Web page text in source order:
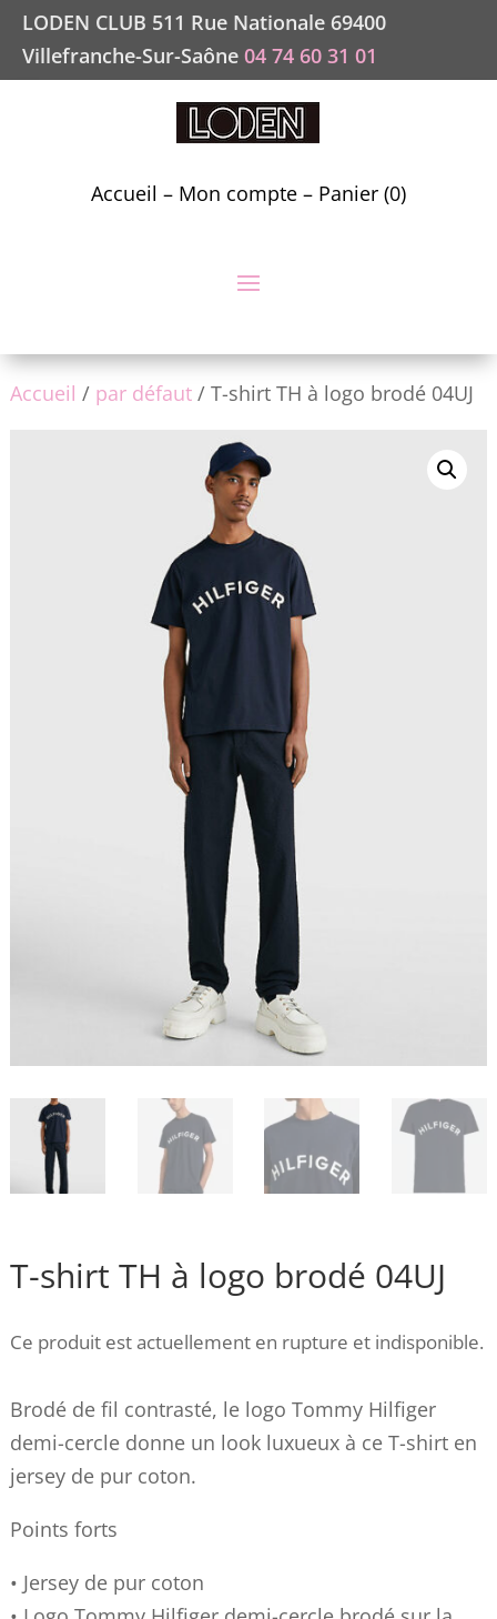
LODEN CLUB 511 Rue Nationale 69400
Villefranche-Sur-Saône 04 74 60 31 01
Accueil – Mon compte– Panier (0)
Accueil / par défaut/ T-shirt TH à logo brodé 04UJ
T-shirt TH à logo brodé 04UJ
Ce produit est actuellement en rupture et indisponible.
Brodé de fil contrasté, le logo Tommy Hilfiger
demi-cercle donne un look luxueux à ce T-shirt en
jersey de pur coton.
Points forts
• Jersey de pur coton